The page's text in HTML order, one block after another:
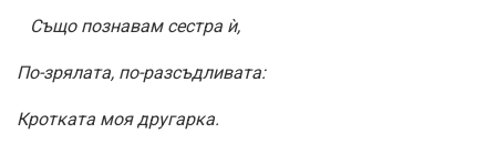
Също познавам сестра ѝ,
По-зрялата, по-разсъдливата:
Кротката моя другарка.